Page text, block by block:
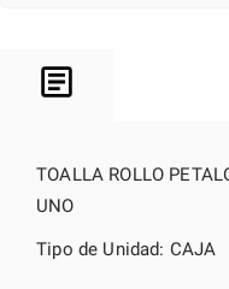
TOALLA ROLLO
UNO
Tipo de Unidad: CAJA